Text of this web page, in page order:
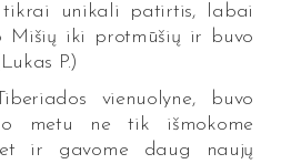
unikali patirtis, labai
Mišių iki protmūšių ir buvo
P.)
vienuolyne, buvo
metu ne tik išmokome
ir gavome daug naujų